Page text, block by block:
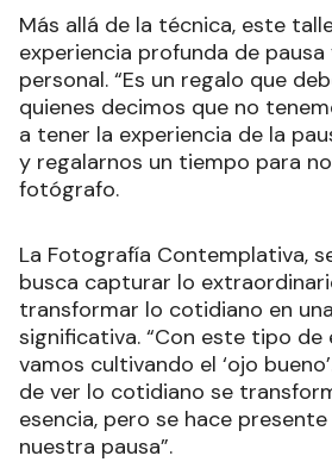
Más allá de la técnica, este
experiencia profunda de pausa
personal. “Es un regalo que
quienes decimos que no
a tener la experiencia de la
y regalarnos un tiempo para
fotógrafo.
La Fotografía Contemplativa,
busca capturar lo
transformar lo cotidiano en
significativa. “Con este tipo de
vamos cultivando el ‘ojo
de ver lo cotidiano se
esencia, pero se hace
nuestra pausa”.